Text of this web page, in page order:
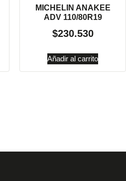
MICHELIN ANAKEE
ADV 110/80R19
$230.530
Añadir al carrito